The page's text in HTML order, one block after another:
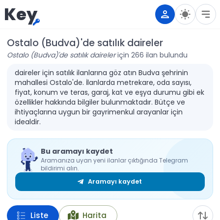
Key
Ostalo (Budva)'de satılık daireler
Ostalo (Budva)'de satılık daireleriçin 266 ilan bulundu
daireler için satılık ilanlarına göz atın Budva şehrinin
mahallesi Ostalo'de. İlanlarda metrekare, oda sayısı,
fiyat, konum ve teras, garaj, kat ve eşya durumu gibi ek
özellikler hakkında bilgiler bulunmaktadır. Bütçe ve
ihtiyaçlarına uygun bir gayrimenkul arayanlar için
idealdir.
Bu aramayı kaydet
Aramanıza uyan yeni ilanlar çıktığında Telegram
bildirimi alın.
Aramayı kaydet
Liste Harita